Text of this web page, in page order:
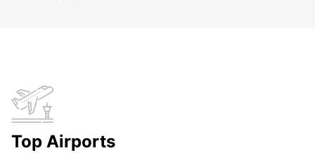
Top Airports